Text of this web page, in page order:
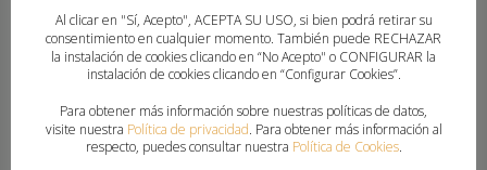
encuentros se pueden seguir en directo por
streaming a través de su canal oficial de Youtube y
en el enlace
https://www.sportingalicante.es/directo/
Al clicar en "Sí, Acepto", ACEPTA SU USO, si bien podrá retirar su
consentimiento en cualquier momento. También puede RECHAZAR
la instalación de cookies clicando en “No Acepto" o CONFIGURAR la
instalación de cookies clicando en “Configurar Cookies”.
Para obtener más información sobre nuestras políticas de datos,
visite nuestra Política de privacidad. Para obtener más información al
respecto, puedes consultar nuestra Política de Cookies.